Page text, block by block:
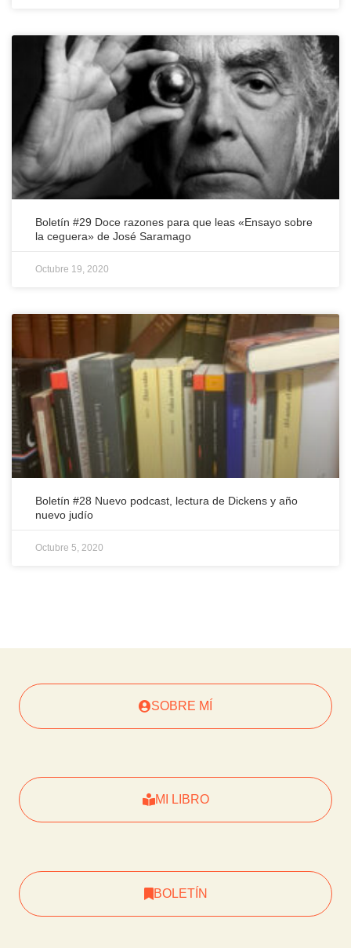
Boletín #29 Doce razones para que leas «Ensayo sobre
la ceguera» de José Saramago
Octubre 19, 2020
Boletín #28 Nuevo podcast, lectura de Dickens y año
nuevo judío
Octubre 5, 2020
SOBRE MÍ
MI LIBRO
BOLETÍN